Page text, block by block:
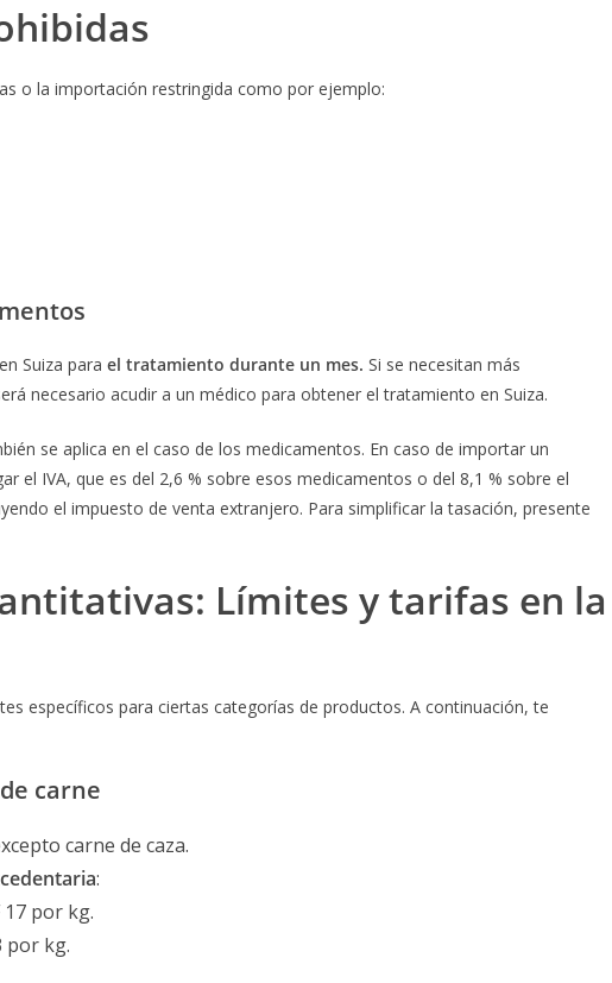
o la importación restringida como por ejemplo:
Suiza para el tratamiento durante un mes. Si se necesitan más
necesario acudir a un médico para obtener el tratamiento en Suiza.
se aplica en el caso de los medicamentos. En caso de importar un
el IVA, que es del 2,6 % sobre esos medicamentos o del 8,1 % sobre el
el impuesto de venta extranjero. Para simplificar la tasación, presente
Límites y tarifas en la
específicos para ciertas categorías de productos. A continuación, te
carne
carne de caza.
:
17 por kg.
por kg.